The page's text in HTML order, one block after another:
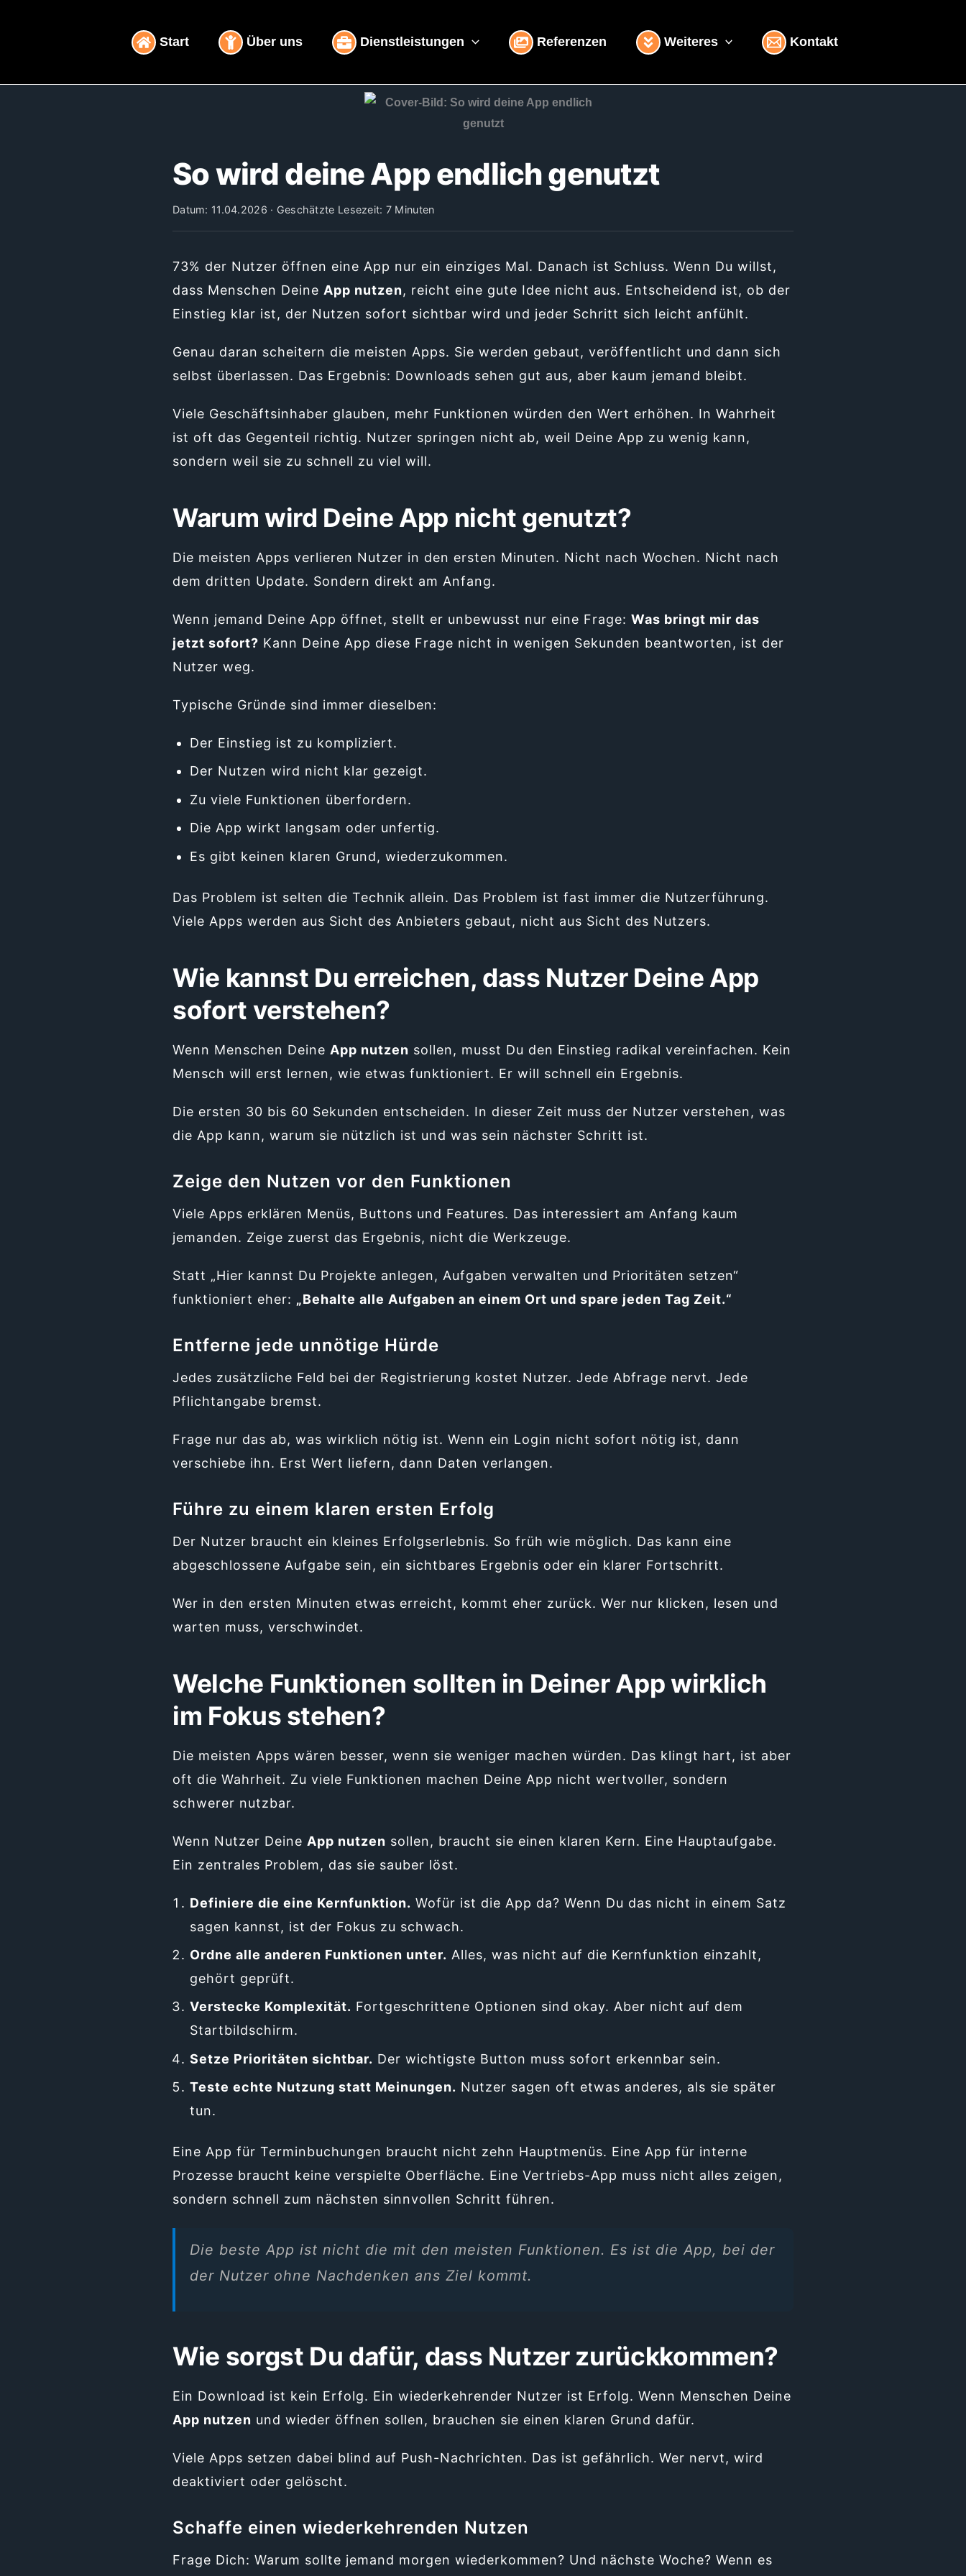
Start Über uns Dienstleistungen Referenzen Weiteres Kontakt
So wird deine App endlich genutzt
Datum: 11.04.2026 · Geschätzte Lesezeit: 7 Minuten
73% der Nutzer öffnen eine App nur ein einziges Mal. Danach ist Schluss. Wenn Du willst,
dass Menschen Deine App nutzen, reicht eine gute Idee nicht aus. Entscheidend ist, ob der
Einstieg klar ist, der Nutzen sofort sichtbar wird und jeder Schritt sich leicht anfühlt.
Genau daran scheitern die meisten Apps. Sie werden gebaut, veröffentlicht und dann sich
selbst überlassen. Das Ergebnis: Downloads sehen gut aus, aber kaum jemand bleibt.
Viele Geschäftsinhaber glauben, mehr Funktionen würden den Wert erhöhen. In Wahrheit
ist oft das Gegenteil richtig. Nutzer springen nicht ab, weil Deine App zu wenig kann,
sondern weil sie zu schnell zu viel will.
Warum wird Deine App nicht genutzt?
Die meisten Apps verlieren Nutzer in den ersten Minuten. Nicht nach Wochen. Nicht nach
dem dritten Update. Sondern direkt am Anfang.
Wenn jemand Deine App öffnet, stellt er unbewusst nur eine Frage: Was bringt mir das
jetzt sofort? Kann Deine App diese Frage nicht in wenigen Sekunden beantworten, ist der
Nutzer weg.
Typische Gründe sind immer dieselben:
Der Einstieg ist zu kompliziert.
Der Nutzen wird nicht klar gezeigt.
Zu viele Funktionen überfordern.
Die App wirkt langsam oder unfertig.
Es gibt keinen klaren Grund, wiederzukommen.
Das Problem ist selten die Technik allein. Das Problem ist fast immer die Nutzerführung.
Viele Apps werden aus Sicht des Anbieters gebaut, nicht aus Sicht des Nutzers.
Wie kannst Du erreichen, dass Nutzer Deine App
sofort verstehen?
Wenn Menschen Deine App nutzen sollen, musst Du den Einstieg radikal vereinfachen. Kein
Mensch will erst lernen, wie etwas funktioniert. Er will schnell ein Ergebnis.
Die ersten 30 bis 60 Sekunden entscheiden. In dieser Zeit muss der Nutzer verstehen, was
die App kann, warum sie nützlich ist und was sein nächster Schritt ist.
Zeige den Nutzen vor den Funktionen
Viele Apps erklären Menüs, Buttons und Features. Das interessiert am Anfang kaum
jemanden. Zeige zuerst das Ergebnis, nicht die Werkzeuge.
Statt „Hier kannst Du Projekte anlegen, Aufgaben verwalten und Prioritäten setzen“
funktioniert eher: „Behalte alle Aufgaben an einem Ort und spare jeden Tag Zeit.“
Entferne jede unnötige Hürde
Jedes zusätzliche Feld bei der Registrierung kostet Nutzer. Jede Abfrage nervt. Jede
Pflichtangabe bremst.
Frage nur das ab, was wirklich nötig ist. Wenn ein Login nicht sofort nötig ist, dann
verschiebe ihn. Erst Wert liefern, dann Daten verlangen.
Führe zu einem klaren ersten Erfolg
Der Nutzer braucht ein kleines Erfolgserlebnis. So früh wie möglich. Das kann eine
abgeschlossene Aufgabe sein, ein sichtbares Ergebnis oder ein klarer Fortschritt.
Wer in den ersten Minuten etwas erreicht, kommt eher zurück. Wer nur klicken, lesen und
warten muss, verschwindet.
Welche Funktionen sollten in Deiner App wirklich
im Fokus stehen?
Die meisten Apps wären besser, wenn sie weniger machen würden. Das klingt hart, ist aber
oft die Wahrheit. Zu viele Funktionen machen Deine App nicht wertvoller, sondern
schwerer nutzbar.
Wenn Nutzer Deine App nutzen sollen, braucht sie einen klaren Kern. Eine Hauptaufgabe.
Ein zentrales Problem, das sie sauber löst.
Definiere die eine Kernfunktion. Wofür ist die App da? Wenn Du das nicht in einem Satz
sagen kannst, ist der Fokus zu schwach.
Ordne alle anderen Funktionen unter. Alles, was nicht auf die Kernfunktion einzahlt,
gehört geprüft.
Verstecke Komplexität. Fortgeschrittene Optionen sind okay. Aber nicht auf dem
Startbildschirm.
Setze Prioritäten sichtbar. Der wichtigste Button muss sofort erkennbar sein.
Teste echte Nutzung statt Meinungen. Nutzer sagen oft etwas anderes, als sie später
tun.
Eine App für Terminbuchungen braucht nicht zehn Hauptmenüs. Eine App für interne
Prozesse braucht keine verspielte Oberfläche. Eine Vertriebs-App muss nicht alles zeigen,
sondern schnell zum nächsten sinnvollen Schritt führen.
Die beste App ist nicht die mit den meisten Funktionen. Es ist die App, bei der
der Nutzer ohne Nachdenken ans Ziel kommt.
Wie sorgst Du dafür, dass Nutzer zurückkommen?
Ein Download ist kein Erfolg. Ein wiederkehrender Nutzer ist Erfolg. Wenn Menschen Deine
App nutzen und wieder öffnen sollen, brauchen sie einen klaren Grund dafür.
Viele Apps setzen dabei blind auf Push-Nachrichten. Das ist gefährlich. Wer nervt, wird
deaktiviert oder gelöscht.
Schaffe einen wiederkehrenden Nutzen
Frage Dich: Warum sollte jemand morgen wiederkommen? Und nächste Woche? Wenn es